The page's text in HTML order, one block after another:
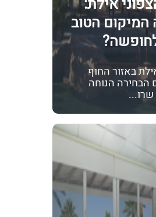
המיקום הטוב
באזור החוף
הבחירה הנוחה
שרו...